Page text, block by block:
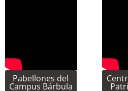
Pabellones del
Campus Bárbula